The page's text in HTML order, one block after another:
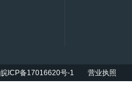
皖ICP备17016620号-1 营业执照